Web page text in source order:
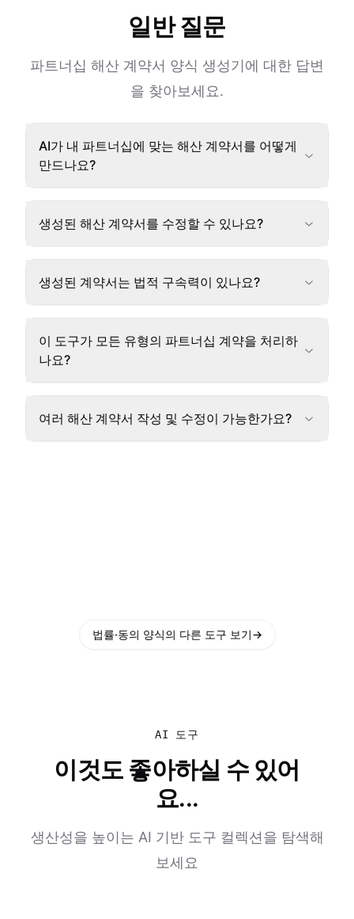
일반 질문
파트너십 해산 계약서 양식 생성기에 대한 답변
을 찾아보세요.
AI가 내 파트너십에 맞는 해산 계약서를 어떻게
만드나요?
생성된 해산 계약서를 수정할 수 있나요?
생성된 계약서는 법적 구속력이 있나요?
이 도구가 모든 유형의 파트너십 계약을 처리하
나요?
여러 해산 계약서 작성 및 수정이 가능한가요?
법률·동의 양식의 다른 도구 보기→
AI 도구
이것도 좋아하실 수 있어
요...
생산성을 높이는 AI 기반 도구 컬렉션을 탐색해
보세요